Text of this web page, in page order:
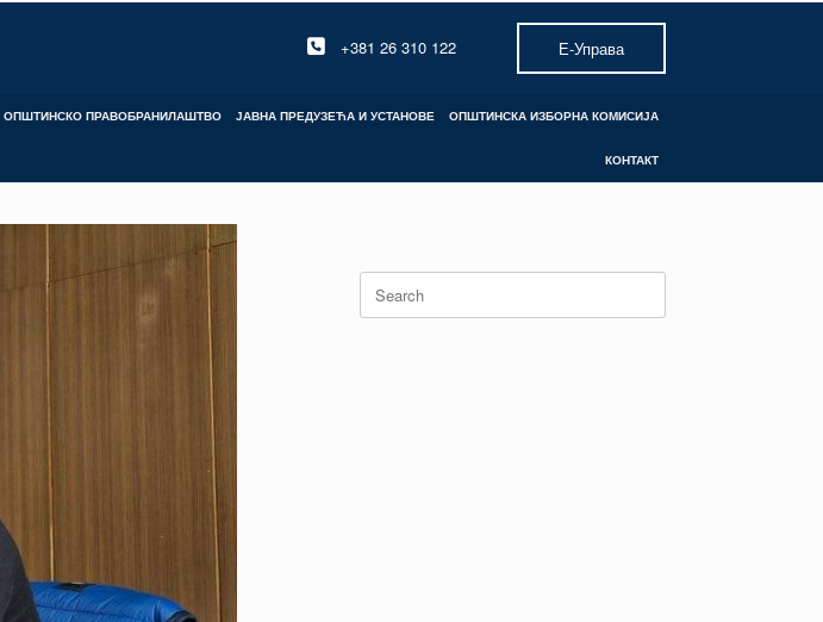
+381 26 310 122 Е-Управа
ОПШТИНСКО ПРАВОБРАНИЛАШТВО ЈАВНА ПРЕДУЗЕЋА И УСТАНОВЕ ОПШТИНСКА ИЗБОРНА КОМИСИЈА
КОНТАКТ
Search
for: